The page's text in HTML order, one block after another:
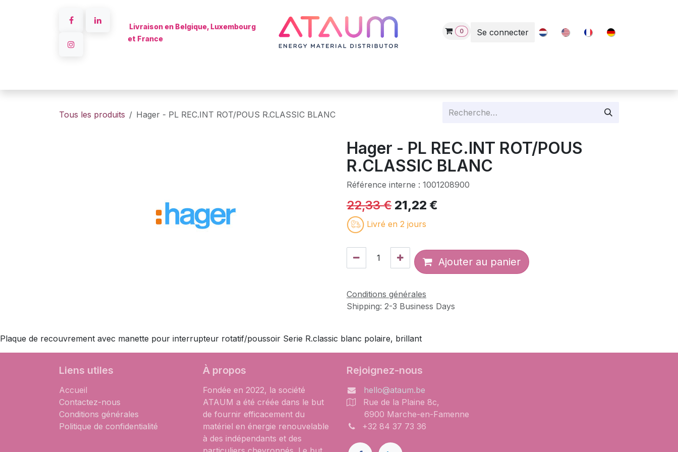
Livraison en Belgique, Luxembourg
et France
0 Se connecter
Tous les produits Hager - PL REC.INT ROT/POUS R.CLASSIC BLANC
Hager - PL REC.INT ROT/POUS
R.CLASSIC BLANC
Référence interne : 1001208900
22,33€ 21,22 €
Livré en 2 jours
Ajouter au panier
Conditions générales
Shipping: 2-3 Business Days
Plaque de recouvrement avec manette pour interrupteur rotatif/poussoir Serie R.classic blanc polaire, brillant
Liens utiles
Accueil
Contactez-nous
Conditions générales
Politique de confidentialité
À propos
Fondée en 2022, la société
ATAUM a été créée dans le but
de fournir efficacement du
matériel en énergie renouvelable
à des indépendants et des
Rejoignez-nous
hello@ataum.be
Rue de la Plaine 8c,
6900 Marche-en-Famenne
+32 84 37 73 36